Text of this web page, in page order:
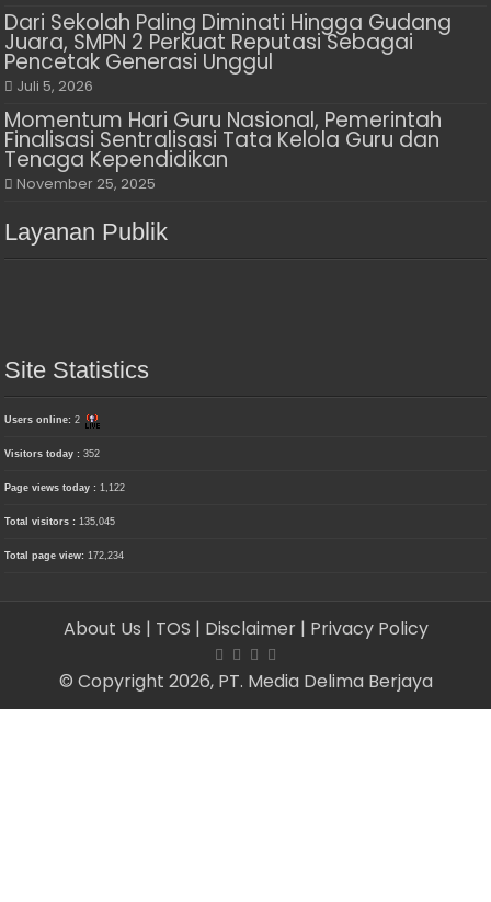
Dari Sekolah Paling Diminati Hingga Gudang
Juara, SMPN 2 Perkuat Reputasi Sebagai
Pencetak Generasi Unggul
Juli 5, 2026
Momentum Hari Guru Nasional, Pemerintah
Finalisasi Sentralisasi Tata Kelola Guru dan
Tenaga Kependidikan
November 25, 2025
Layanan Publik
Site Statistics
Users online:2
Visitors today :352
Page views today :1,122
Total visitors :135,045
Total page view:172,234
About Us | TOS | Disclaimer | Privacy Policy
© Copyright 2026, PT. Media Delima Berjaya